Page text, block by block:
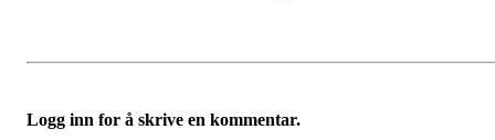
Logg inn for å skrive en kommentar.